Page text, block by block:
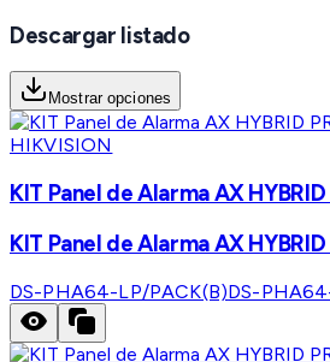
Descargar listado
Mostrar opciones
HIKVISION
KIT Panel de Alarma AX
KIT Panel de Alarma AX
DS-PHA64-LP/PACK(B)DS-